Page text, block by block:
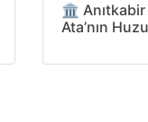
🏛️ Anıtkabir
Ata’nın